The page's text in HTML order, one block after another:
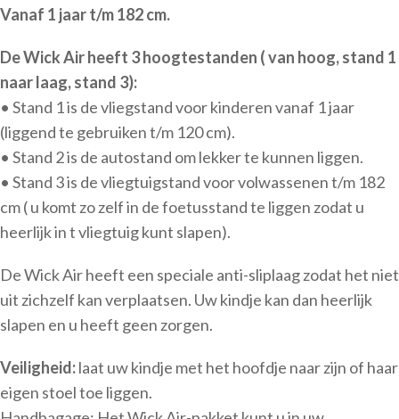
Vanaf 1 jaar t/m 182 cm.
De Wick Air heeft 3 hoogtestanden ( van hoog, stand 1
naar laag, stand 3):
• Stand 1 is de vliegstand voor kinderen vanaf 1 jaar
(liggend te gebruiken t/m 120 cm).
• Stand 2 is de autostand om lekker te kunnen liggen.
• Stand 3 is de vliegtuigstand voor volwassenen t/m 182
cm ( u komt zo zelf in de foetusstand te liggen zodat u
heerlijk in t vliegtuig kunt slapen).
De Wick Air heeft een speciale anti-sliplaag zodat het niet
uit zichzelf kan verplaatsen. Uw kindje kan dan heerlijk
slapen en u heeft geen zorgen.
Veiligheid:laat uw kindje met het hoofdje naar zijn of haar
eigen stoel toe liggen.